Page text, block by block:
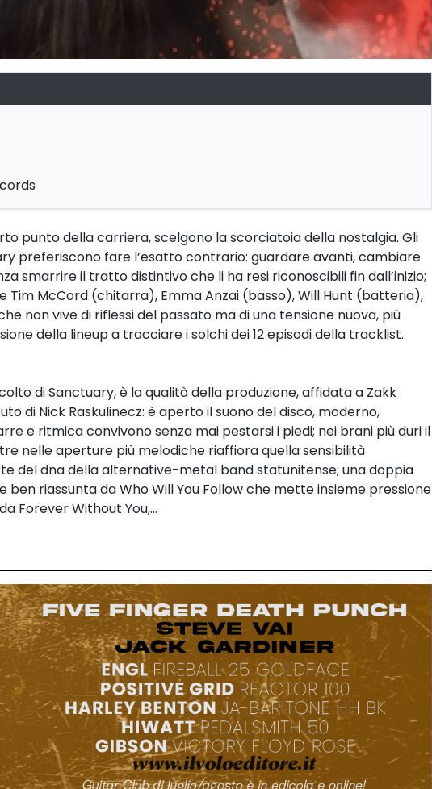
punto della carriera, scelgono la scorciatoia della nostalgia. Gli
preferiscono fare l’esatto contrario: guardare avanti, cambiare
smarrire il tratto distintivo che li ha resi riconoscibili fin dall’inizio;
Tim McCord (chitarra), Emma Anzai (basso), Will Hunt (batteria),
non vive di riflessi del passato ma di una tensione nuova, più
della lineup a tracciare i solchi dei 12 episodi della tracklist.
di Sanctuary, è la qualità della produzione, affidata a Zakk
di Nick Raskulinecz: è aperto il suono del disco, moderno,
e ritmica convivono senza mai pestarsi i piedi; nei brani più duri il
nelle aperture più melodiche riaffiora quella sensibilità
del dna della alternative-metal band statunitense; una doppia
riassunta da Who Will You Follow che mette insieme pressione
Forever Without You,...